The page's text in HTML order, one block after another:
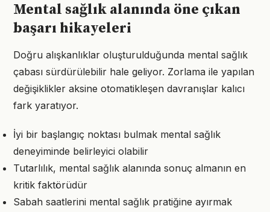
Mental sağlık alanında öne çıkan
başarı hikayeleri
Doğru alışkanlıklar oluşturulduğunda mental sağlık
çabası sürdürülebilir hale geliyor. Zorlama ile yapılan
değişiklikler aksine otomatikleşen davranışlar kalıcı
fark yaratıyor.
İyi bir başlangıç noktası bulmak mental sağlık
deneyiminde belirleyici olabilir
Tutarlılık, mental sağlık alanında sonuç almanın en
kritik faktörüdür
Sabah saatlerini mental sağlık pratiğine ayırmak